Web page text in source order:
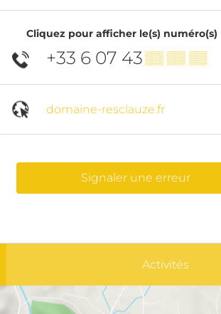
Cliquez pour afficher le(s) numéro(s)
+33 6 07 43▒▒ ▒▒ ▒▒
domaine-resclauze.fr
Signaler une erreur
Activités